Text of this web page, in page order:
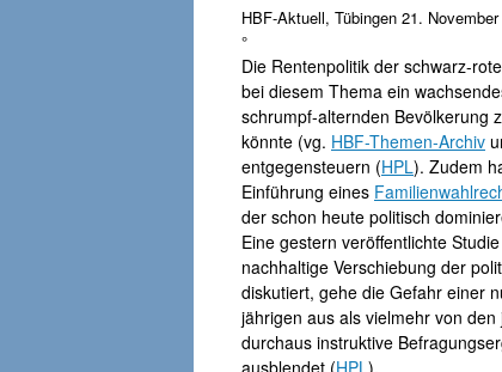
HBF-Aktuell, Tübingen 21.
°
Die Rentenpolitik der schwarz-
bei diesem Thema ein
schrumpf-alternden Bevölkerung
könnte (vg. HBF-Themen-Archiv
entgegensteuern (HPL). Zudem
Einführung eines
der schon heute politisch
Eine gestern veröffentlichte
nachhaltige Verschiebung der
diskutiert, gehe die Gefahr einer
jährigen aus als vielmehr von
durchaus instruktive
ausblendet (HPL).